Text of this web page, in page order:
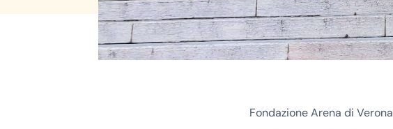
Fondazione Arena di Verona